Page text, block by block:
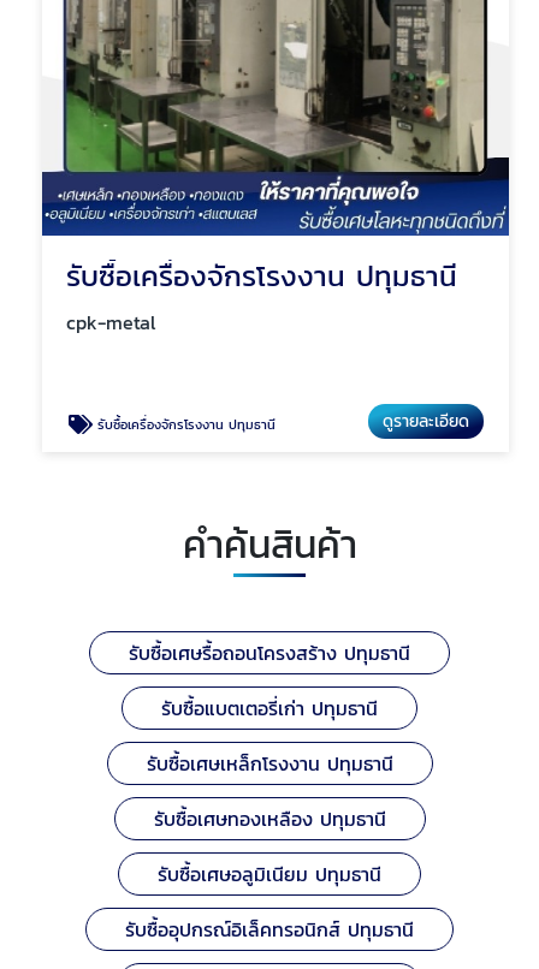
รับซื้อเครื่องจักรโรงงาน ปทุมธานี
cpk-metal
รับซื้อเครื่องจักรโรงงาน ปทุมธานี ดูรายละเอียด
คำค้นสินค้า
รับซื้อเศษรื้อถอนโครงสร้าง ปทุมธานี
รับซื้อแบตเตอรี่เก่า ปทุมธานี
รับซื้อเศษเหล็กโรงงาน ปทุมธานี
รับซื้อเศษทองเหลือง ปทุมธานี
รับซื้อเศษอลูมิเนียม ปทุมธานี
รับซื้ออุปกรณ์อิเล็คทรอนิกส์ ปทุมธานี